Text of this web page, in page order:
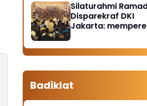
Piatu
Silaturahmi
Disparekraf DKI
Jakarta:
soliditas
Badiklat